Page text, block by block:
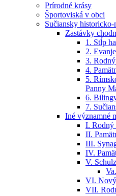
Prírodné krásy
Športoviská v obci
Sučiansky
Zastávky
1. Stĺp
2.
3.
4.
5.
Panny
6.
7.
Iné významné
I. Rodný
II.
III.
IV.
V.
VI.
VII.